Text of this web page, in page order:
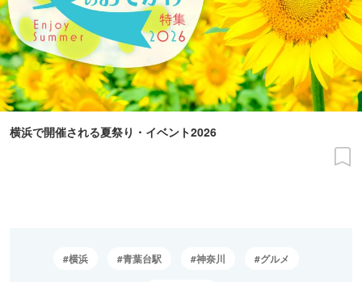
横浜で開催される夏祭り・イベント2026
横浜 青葉台駅 神奈川 グルメ